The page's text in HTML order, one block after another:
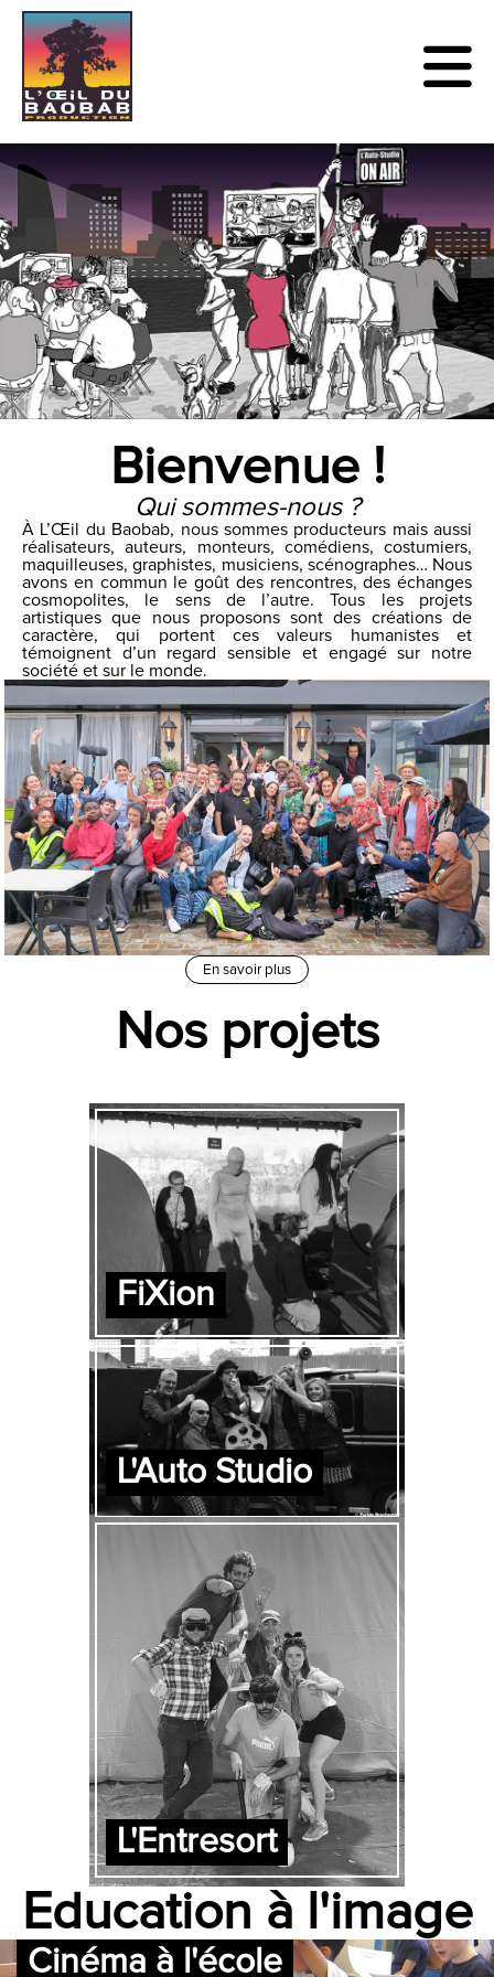
Bienvenue !
Qui sommes-nous ?
À L’Œil du Baobab, nous sommes producteurs mais aussi
réalisateurs, auteurs, monteurs, comédiens, costumiers,
maquilleuses, graphistes, musiciens, scénographes… Nous
avons en commun le goût des rencontres, des échanges
cosmopolites, le sens de l’autre. Tous les projets
artistiques que nous proposons sont des créations de
caractère, qui portent ces valeurs humanistes et
témoignent d’un regard sensible et engagé sur notre
société et sur le monde.
En savoir plus
Nos projets
FiXion
L'Auto Studio
L'Entresort
Education à l'image
Cinéma à l'école